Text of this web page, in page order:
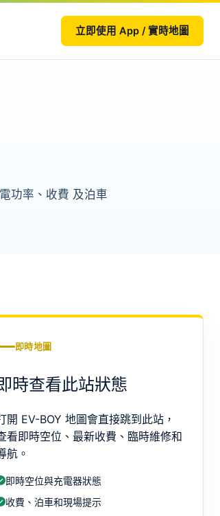
立即使用 App / 實時地圖
功率、收費 及泊車
即時地圖
時查看此站狀態
開 EV-BOY 地圖會直接跳到此站，
看即時空位、最新收費、臨時維修和
航。
即時空位與充電器狀態
收費、泊車和現場提示